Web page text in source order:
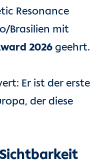
Resonance
Brasilien mit
2026 geehrt.
Er ist der erste
der diese